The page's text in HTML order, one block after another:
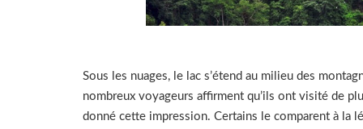
Sous les nuages, le lac s’étend au milieu des
nombreux voyageurs affirment qu’ils ont visité de
donné cette impression. Certains le comparent à la